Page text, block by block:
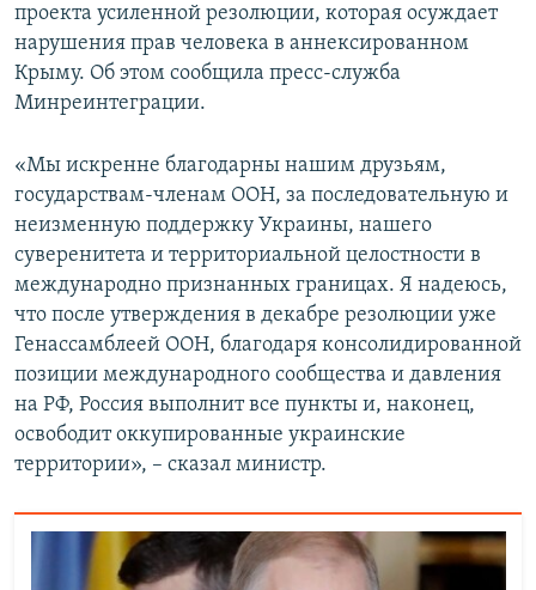
проекта усиленной резолюции, которая осуждает
нарушения прав человека в аннексированном
Крыму. Об этом сообщила пресс-служба
Минреинтеграции.
«Мы искренне благодарны нашим друзьям,
государствам-членам ООН, за последовательную и
неизменную поддержку Украины, нашего
суверенитета и территориальной целостности в
международно признанных границах. Я надеюсь,
что после утверждения в декабре резолюции уже
Генассамблеей ООН, благодаря консолидированной
позиции международного сообщества и давления
на РФ, Россия выполнит все пункты и, наконец,
освободит оккупированные украинские
территории», – сказал министр.